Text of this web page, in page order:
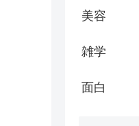
美容
雑学
面白